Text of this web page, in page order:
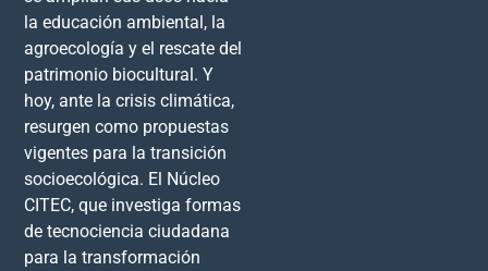
la educación ambiental, la
agroecología y el rescate del
patrimonio biocultural. Y
hoy, ante la crisis climática,
resurgen como propuestas
vigentes para la transición
socioecológica. El Núcleo
CITEC, que investiga formas
de tecnociencia ciudadana
para la transformación